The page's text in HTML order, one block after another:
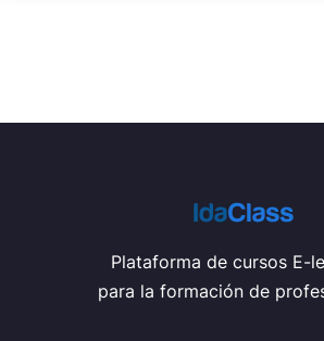
Plataforma de cursos E-
para la formación de